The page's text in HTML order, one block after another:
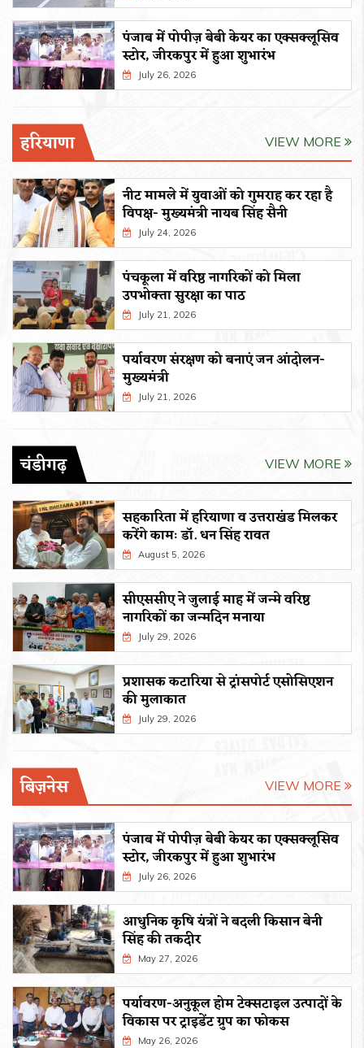
पंजाब में पोपीज़ बेबी केयर का एक्सक्लूसिव
स्टोर, जीरकपुर में हुआ शुभारंभ
July 26, 2026
हरियाणा VIEW MORE
नीट मामले में युवाओं को गुमराह कर रहा है
विपक्ष- मुख्यमंत्री नायब सिंह सैनी
July 24, 2026
पंचकूला में वरिष्ठ नागरिकों को मिला
उपभोक्ता सुरक्षा का पाठ
July 21, 2026
पर्यावरण संरक्षण को बनाएं जन आंदोलन-
मुख्यमंत्री
July 21, 2026
चंडीगढ़ VIEW MORE
सहकारिता में हरियाणा व उत्तराखंड मिलकर
करेंगे कामः डाॅ. धन सिंह रावत
August 5, 2026
सीएससीए ने जुलाई माह में जन्मे वरिष्ठ
नागरिकों का जन्मदिन मनाया
July 29, 2026
प्रशासक कटारिया से ट्रांसपोर्ट एसोसिएशन
की मुलाकात
July 29, 2026
बिज़नेस VIEW MORE
पंजाब में पोपीज़ बेबी केयर का एक्सक्लूसिव
स्टोर, जीरकपुर में हुआ शुभारंभ
July 26, 2026
आधुनिक कृषि यंत्रों ने बदली किसान बेनी
सिंह की तकदीर
May 27, 2026
पर्यावरण-अनुकूल होम टेक्सटाइल उत्पादों के
विकास पर ट्राइडेंट ग्रुप का फोकस
May 26, 2026